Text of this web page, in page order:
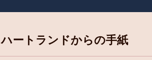
ハートランドからの手紙